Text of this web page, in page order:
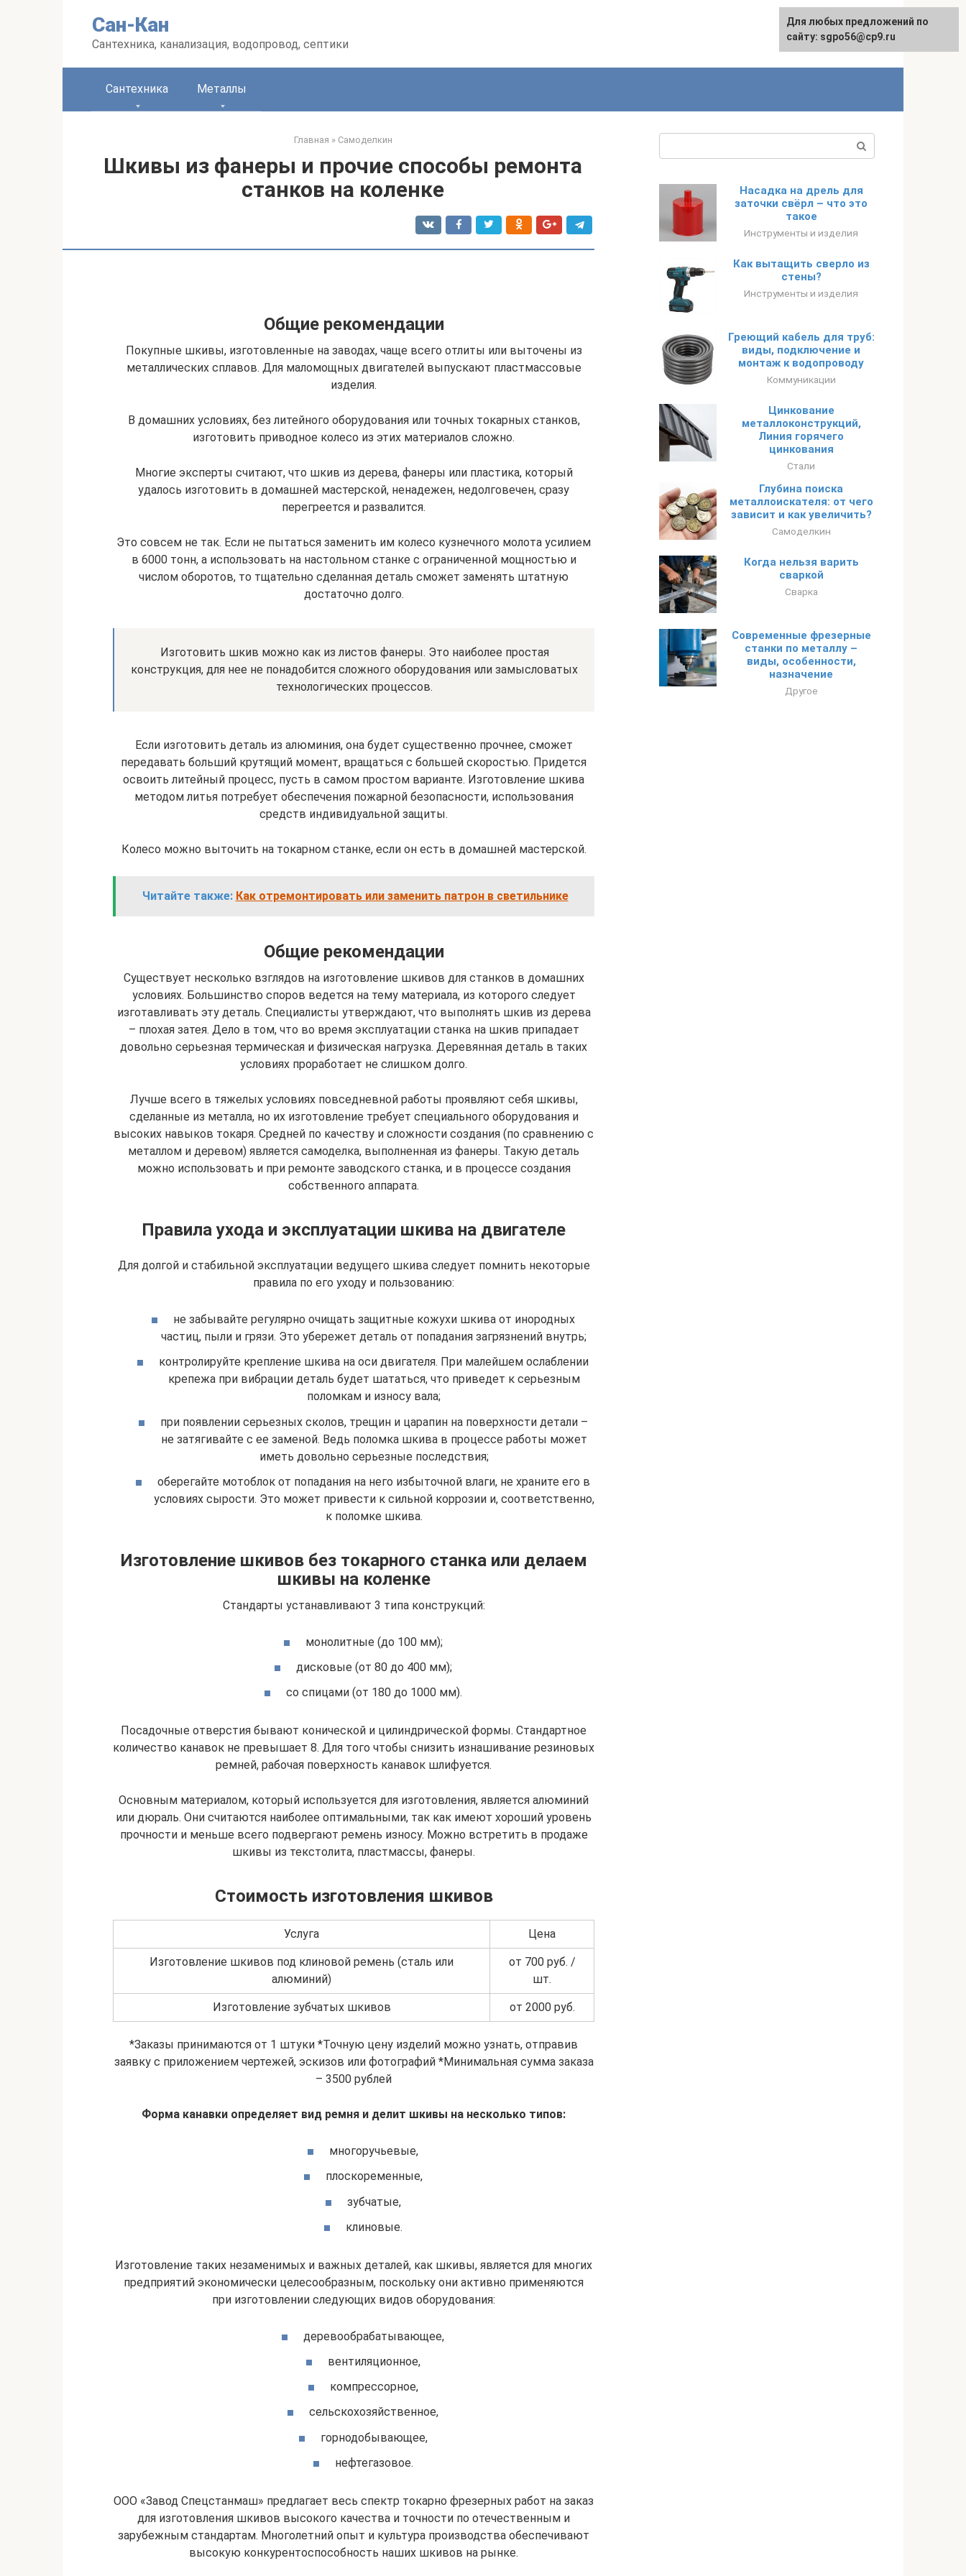
Сан-Кан
Сантехника, канализация, водопровод, септики
English
Сантехника Металлы
Главная » Самоделкин
Шкивы из фанеры и прочие способы ремонта
станков на коленке
Общие рекомендации
Покупные шкивы, изготовленные на заводах, чаще всего отлиты или выточены из
металлических сплавов. Для маломощных двигателей выпускают пластмассовые
изделия.
В домашних условиях, без литейного оборудования или точных токарных станков,
изготовить приводное колесо из этих материалов сложно.
Многие эксперты считают, что шкив из дерева, фанеры или пластика, который
удалось изготовить в домашней мастерской, ненадежен, недолговечен, сразу
перегреется и развалится.
Это совсем не так. Если не пытаться заменить им колесо кузнечного молота усилием
в 6000 тонн, а использовать на настольном станке с ограниченной мощностью и
числом оборотов, то тщательно сделанная деталь сможет заменять штатную
достаточно долго.
Изготовить шкив можно как из листов фанеры. Это наиболее простая
конструкция, для нее не понадобится сложного оборудования или замысловатых
технологических процессов.
Если изготовить деталь из алюминия, она будет существенно прочнее, сможет
передавать больший крутящий момент, вращаться с большей скоростью. Придется
освоить литейный процесс, пусть в самом простом варианте. Изготовление шкива
методом литья потребует обеспечения пожарной безопасности, использования
средств индивидуальной защиты.
Колесо можно выточить на токарном станке, если он есть в домашней мастерской.
Читайте также: Как отремонтировать или заменить патрон в светильнике
Общие рекомендации
Существует несколько взглядов на изготовление шкивов для станков в домашних
условиях. Большинство споров ведется на тему материала, из которого следует
изготавливать эту деталь. Специалисты утверждают, что выполнять шкив из дерева
– плохая затея. Дело в том, что во время эксплуатации станка на шкив припадает
довольно серьезная термическая и физическая нагрузка. Деревянная деталь в таких
условиях проработает не слишком долго.
Лучше всего в тяжелых условиях повседневной работы проявляют себя шкивы,
сделанные из металла, но их изготовление требует специального оборудования и
высоких навыков токаря. Средней по качеству и сложности создания (по сравнению с
металлом и деревом) является самоделка, выполненная из фанеры. Такую деталь
можно использовать и при ремонте заводского станка, и в процессе создания
собственного аппарата.
Правила ухода и эксплуатации шкива на двигателе
Для долгой и стабильной эксплуатации ведущего шкива следует помнить некоторые
правила по его уходу и пользованию:
не забывайте регулярно очищать защитные кожухи шкива от инородных
частиц, пыли и грязи. Это убережет деталь от попадания загрязнений внутрь;
контролируйте крепление шкива на оси двигателя. При малейшем ослаблении
крепежа при вибрации деталь будет шататься, что приведет к серьезным
поломкам и износу вала;
при появлении серьезных сколов, трещин и царапин на поверхности детали –
не затягивайте с ее заменой. Ведь поломка шкива в процессе работы может
иметь довольно серьезные последствия;
оберегайте мотоблок от попадания на него избыточной влаги, не храните его в
условиях сырости. Это может привести к сильной коррозии и, соответственно,
к поломке шкива.
Изготовление шкивов без токарного станка или делаем
шкивы на коленке
Стандарты устанавливают 3 типа конструкций:
монолитные (до 100 мм);
дисковые (от 80 до 400 мм);
со спицами (от 180 до 1000 мм).
Посадочные отверстия бывают конической и цилиндрической формы. Стандартное
количество канавок не превышает 8. Для того чтобы снизить изнашивание резиновых
ремней, рабочая поверхность канавок шлифуется.
Основным материалом, который используется для изготовления, является алюминий
или дюраль. Они считаются наиболее оптимальными, так как имеют хороший уровень
прочности и меньше всего подвергают ремень износу. Можно встретить в продаже
шкивы из текстолита, пластмассы, фанеры.
Стоимость изготовления шкивов
Услуга Цена
Изготовление шкивов под клиновой ремень (сталь или
алюминий)
от 700 руб. /
шт.
Изготовление зубчатых шкивов от 2000 руб.
*Заказы принимаются от 1 штуки *Точную цену изделий можно узнать, отправив
заявку с приложением чертежей, эскизов или фотографий *Минимальная сумма заказа
– 3500 рублей
Форма канавки определяет вид ремня и делит шкивы на несколько типов:
многоручьевые,
плоскоременные,
зубчатые,
клиновые.
Изготовление таких незаменимых и важных деталей, как шкивы, является для многих
предприятий экономически целесообразным, поскольку они активно применяются
при изготовлении следующих видов оборудования:
деревообрабатывающее,
вентиляционное,
компрессорное,
сельскохозяйственное,
горнодобывающее,
нефтегазовое.
ООО «Завод Спецстанмаш» предлагает весь спектр токарно фрезерных работ на заказ
для изготовления шкивов высокого качества и точности по отечественным и
зарубежным стандартам. Многолетний опыт и культура производства обеспечивают
высокую конкурентоспособность наших шкивов на рынке.
Насадка на дрель для
заточки свёрл – что это
такое
Инструменты и изделия
Как вытащить сверло из
стены?
Инструменты и изделия
Греющий кабель для труб:
виды, подключение и
монтаж к водопроводу
Коммуникации
Цинкование
металлоконструкций,
Линия горячего
цинкования
Стали
Глубина поиска
металлоискателя: от чего
зависит и как увеличить?
Самоделкин
Когда нельзя варить
сваркой
Сварка
Современные фрезерные
станки по металлу –
виды, особенности,
назначение
Другое
Для любых предложений по
сайту: sgpo56@cp9.ru